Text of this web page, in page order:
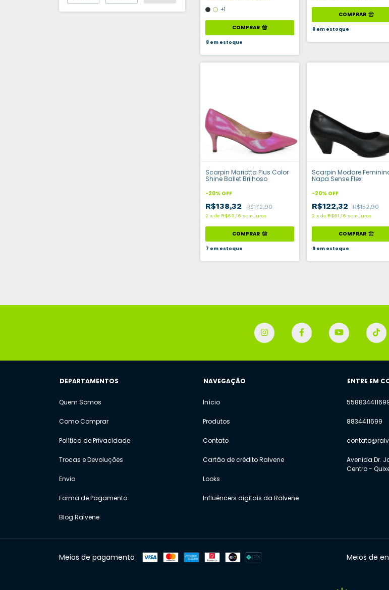
+1
COMPRAR
8em estoque
COMPRAR
8em estoque
Scarpin Mariotta Plus Color
Shine Ballet Brilhoso
-20% OFF
R$138,32 R$172,90
2 x de R$69,16 sem juros
COMPRAR
7 em estoque
Scarpin Modare
Napa Sense Flex
-20% OFF
R$122,32 R$152,90
2 xde R$61,16 sem juros
COMPRAR
9em estoque
DEPARTAMENTOS
Quem Somos
Como Comprar
Política de Privacidade
Trocas e Devoluções
Envio
Forma de Pagamento
Blog Ralvene
NAVEGAÇÃO
Início
Produtos
Contato
Cartão de crédito Ralvene
Looks
Influêncers digitais da Ralvene
ENTRE EM
8834411699
Avenida Dr.
Centro -
Meios de pagamento Meios de